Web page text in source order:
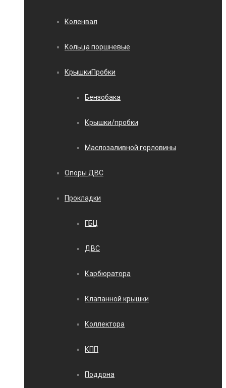
Коленвал
Кольца поршневые
КрышкиПробки
Бензобака
Крышки/пробки
Маслозаливной горловины
Опоры ДВС
Прокладки
ГБЦ
ДВС
Карбюратора
Клапанной крышки
Коллектора
КПП
Поддона